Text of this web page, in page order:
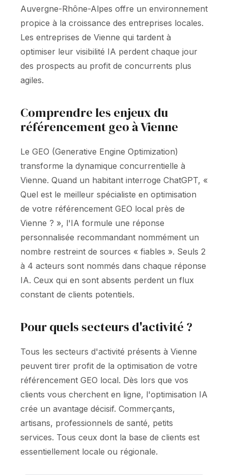
Auvergne-Rhône-Alpes offre un environnement
propice à la croissance des entreprises locales.
Les entreprises de Vienne qui tardent à
optimiser leur visibilité IA perdent chaque jour
des prospects au profit de concurrents plus
agiles.
Comprendre les enjeux du
référencement geo à Vienne
Le GEO (Generative Engine Optimization)
transforme la dynamique concurrentielle à
Vienne. Quand un habitant interroge ChatGPT, «
Quel est le meilleur spécialiste en optimisation
de votre référencement GEO local près de
Vienne ? », l'IA formule une réponse
personnalisée recommandant nommément un
nombre restreint de sources « fiables ». Seuls 2
à 4 acteurs sont nommés dans chaque réponse
IA. Ceux qui en sont absents perdent un flux
constant de clients potentiels.
Pour quels secteurs d'activité ?
Tous les secteurs d'activité présents à Vienne
peuvent tirer profit de la optimisation de votre
référencement GEO local. Dès lors que vos
clients vous cherchent en ligne, l'optimisation IA
crée un avantage décisif. Commerçants,
artisans, professionnels de santé, petits
services. Tous ceux dont la base de clients est
essentiellement locale ou régionale.